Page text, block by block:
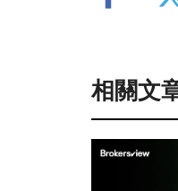
相關文